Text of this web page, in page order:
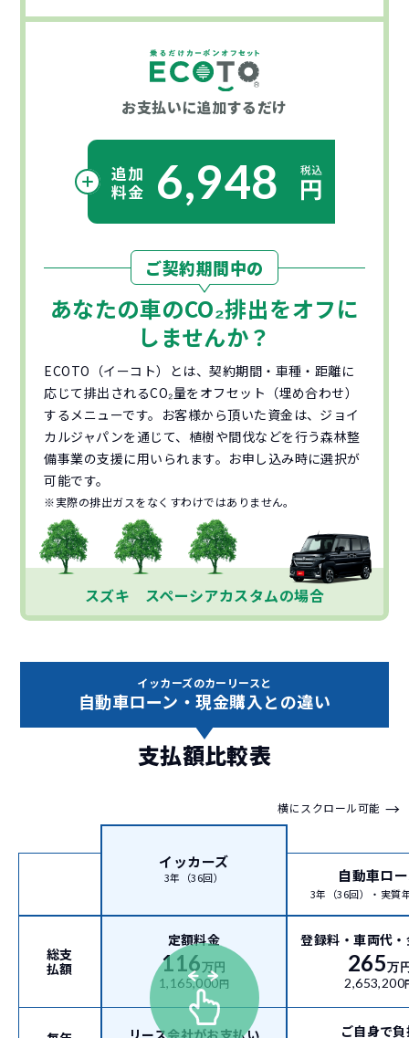
お支払いに追加するだけ
6,948
ご契約期間中の
あなたの車のCO₂排出をオフに
しませんか？
ECOTO（イーコト）とは、契約期間・車種・距離に
応じて排出されるCO₂量をオフセット（埋め合わせ）
するメニューです。お客様から頂いた資金は、ジョイ
カルジャパンを通じて、植樹や間伐などを行う森林整
備事業の支援に用いられます。お申し込み時に選択が
可能です。
※実際の排出ガスをなくすわけではありません。
スズキ スペーシアカスタムの場合
イッカーズのカーリースと
自動車ローン・現金購入との違い
支払額比較表
横にスクロール可能 →
イッカーズ
3年（36回） 自動車ロ
3年（36回）・実質
総支
払額
定額料金
116万円
1,165,000円
登録料・車両代
265万
2,653,200
ご自身で